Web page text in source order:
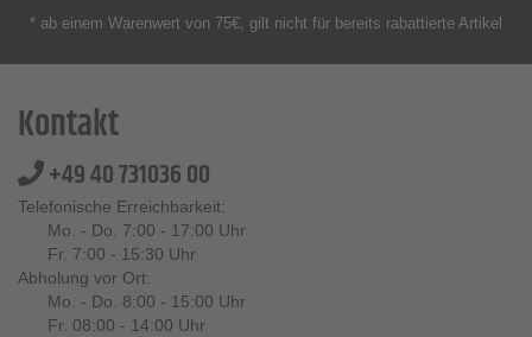
* ab einem Warenwert von 75€, gilt nicht für bereits rabattierte Artikel
Kontakt
+49 40 731036 00
Telefonische Erreichbarkeit:
Mo. - Do. 7:00 - 17:00 Uhr
Fr. 7:00 - 15:30 Uhr
Abholung vor Ort:
Mo. - Do. 8:00 - 15:00 Uhr
Fr. 08:00 - 14:00 Uhr